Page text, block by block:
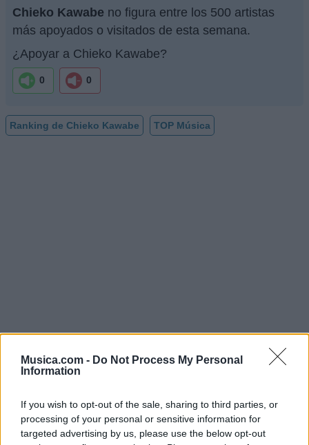
Musica.com - Do Not Process My Personal
Information
If you wish to opt-out of the sale, sharing to third parties, or
processing of your personal or sensitive information for
targeted advertising by us, please use the below opt-out
Chieko Kawabe no figura entre los 500 artistas
más apoyados o visitados de esta semana.
¿Apoyar a Chieko Kawabe?
0 0
Ranking de Chieko Kawabe TOP Música
Inuyasha